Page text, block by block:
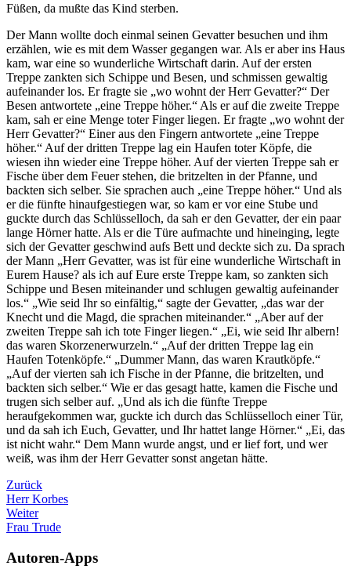
Füßen, da mußte das Kind sterben.
Der Mann wollte doch einmal seinen Gevatter besuchen und ihm
erzählen, wie es mit dem Wasser gegangen war. Als er aber ins Haus
kam, war eine so wunderliche Wirtschaft darin. Auf der ersten
Treppe zankten sich Schippe und Besen, und schmissen gewaltig
aufeinander los. Er fragte sie „wo wohnt der Herr Gevatter?“ Der
Besen antwortete „eine Treppe höher.“ Als er auf die zweite Treppe
kam, sah er eine Menge toter Finger liegen. Er fragte „wo wohnt der
Herr Gevatter?“ Einer aus den Fingern antwortete „eine Treppe
höher.“ Auf der dritten Treppe lag ein Haufen toter Köpfe, die
wiesen ihn wieder eine Treppe höher. Auf der vierten Treppe sah er
Fische über dem Feuer stehen, die britzelten in der Pfanne, und
backten sich selber. Sie sprachen auch „eine Treppe höher.“ Und als
er die fünfte hinaufgestiegen war, so kam er vor eine Stube und
guckte durch das Schlüsselloch, da sah er den Gevatter, der ein paar
lange Hörner hatte. Als er die Türe aufmachte und hineinging, legte
sich der Gevatter geschwind aufs Bett und deckte sich zu. Da sprach
der Mann „Herr Gevatter, was ist für eine wunderliche Wirtschaft in
Eurem Hause? als ich auf Eure erste Treppe kam, so zankten sich
Schippe und Besen miteinander und schlugen gewaltig aufeinander
los.“ „Wie seid Ihr so einfältig,“ sagte der Gevatter, „das war der
Knecht und die Magd, die sprachen miteinander.“ „Aber auf der
zweiten Treppe sah ich tote Finger liegen.“ „Ei, wie seid Ihr albern!
das waren Skorzenerwurzeln.“ „Auf der dritten Treppe lag ein
Haufen Totenköpfe.“ „Dummer Mann, das waren Krautköpfe.“
„Auf der vierten sah ich Fische in der Pfanne, die britzelten, und
backten sich selber.“ Wie er das gesagt hatte, kamen die Fische und
trugen sich selber auf. „Und als ich die fünfte Treppe
heraufgekommen war, guckte ich durch das Schlüsselloch einer Tür,
und da sah ich Euch, Gevatter, und Ihr hattet lange Hörner.“ „Ei, das
ist nicht wahr.“ Dem Mann wurde angst, und er lief fort, und wer
weiß, was ihm der Herr Gevatter sonst angetan hätte.
Zurück
Herr Korbes
Weiter
Frau Trude
Autoren-Apps